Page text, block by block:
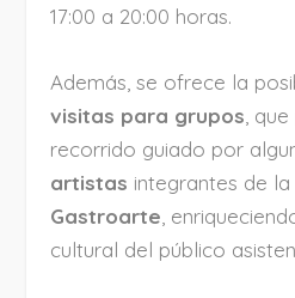
17:00 a 20:00 horas.
Además, se ofrece la
visitas para grupos ,
recorrido guiado por
artistas integrantes de
Gastroarte ,
cultural del público